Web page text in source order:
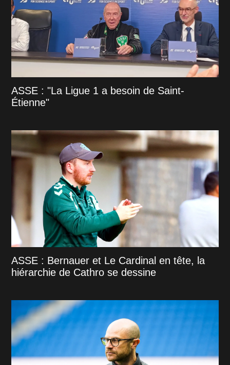
ASSE : "La Ligue 1 a besoin de Saint-
Étienne"
ASSE : Bernauer et Le Cardinal en tête, la
hiérarchie de Cathro se dessine